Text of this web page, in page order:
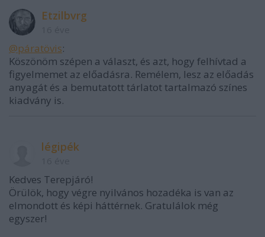
Etzilbvrg
@páratövis:
Köszönöm szépen a választ, és azt, hogy felhívtad a
figyelmemet az előadásra. Remélem, lesz az előadás
anyagát és a bemutatott tárlatot tartalmazó színes
kiadvány is.
légipék
Kedves Terepjáró!
Örülök, hogy végre nyilvános hozadéka is van az
elmondott és képi háttérnek. Gratulálok még
egyszer!